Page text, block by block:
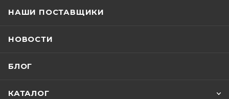
НАШИ ПОСТАВЩИКИ
НОВОСТИ
БЛОГ
КАТАЛОГ